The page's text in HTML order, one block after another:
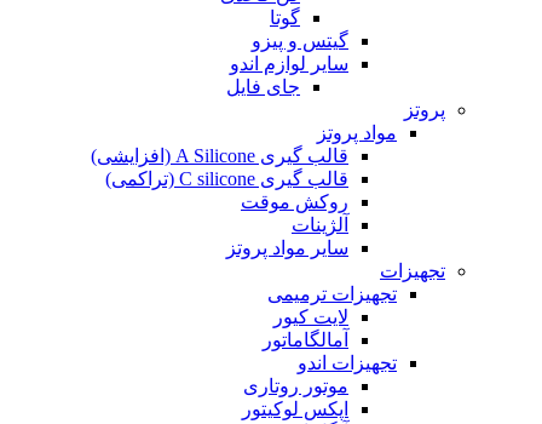
گوتا
گیتس و پیزو
سایر لوازم اندو
جای فایل
پروتز
مواد پروتز
قالب گیری A Silicone (افزایشی)
قالب گیری C silicone (تراکمی)
روکش موقت
آلژینات
سایر مواد پروتز
تجهیزات
تجهیزات ترمیمی
لایت کیور
آمالگاماتور
تجهیزات اندو
موتور روتاری
اپکس لوکیتور